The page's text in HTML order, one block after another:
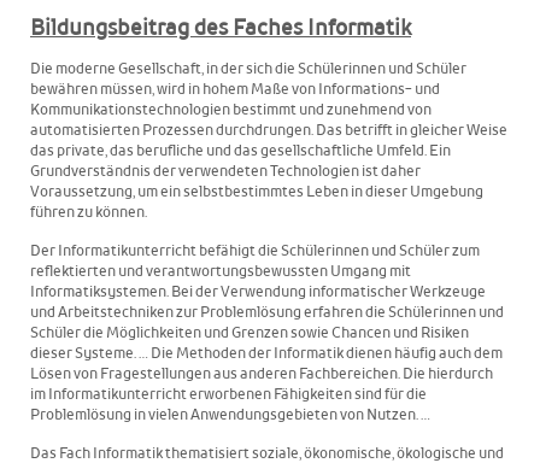
Bildungsbeitrag des Faches Informatik
Die moderne Gesellschaft, in der sich die Schülerinnen und Schüler
bewähren müssen, wird in hohem Maße von Informations- und
Kommunikationstechnologien bestimmt und zunehmend von
automatisierten Prozessen durchdrungen. Das betrifft in gleicher Weise
das private, das berufliche und das gesellschaftliche Umfeld. Ein
Grundverständnis der verwendeten Technologien ist daher
Voraussetzung, um ein selbstbestimmtes Leben in dieser Umgebung
führen zu können.
Der Informatikunterricht befähigt die Schülerinnen und Schüler zum
reflektierten und verantwortungsbewussten Umgang mit
Informatiksystemen. Bei der Verwendung informatischer Werkzeuge
und Arbeitstechniken zur Problemlösung erfahren die Schülerinnen und
Schüler die Möglichkeiten und Grenzen sowie Chancen und Risiken
dieser Systeme. … Die Methoden der Informatik dienen häufig auch dem
Lösen von Fragestellungen aus anderen Fachbereichen. Die hierdurch
im Informatikunterricht erworbenen Fähigkeiten sind für die
Problemlösung in vielen Anwendungsgebieten von Nutzen. …
Das Fach Informatik thematisiert soziale, ökonomische, ökologische und